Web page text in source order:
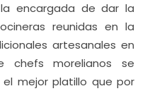
encargada de dar la
reunidas en la
artesanales en
chefs morelianos se
mejor platillo que por